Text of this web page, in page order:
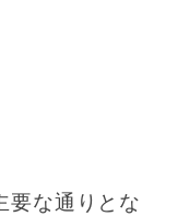
要な通りとな